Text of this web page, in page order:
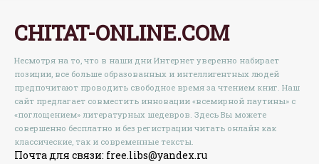
CHITAT-ONLINE.COM
Несмотря на то, что в наши дни Интернет уверенно набирает
позиции, все больше образованных и интеллигентных людей
предпочитают проводить свободное время за чтением книг. Наш
сайт предлагает совместить инновации «всемирной паутины» с
«поглощением» литературных шедевров. Здесь Вы можете
совершенно бесплатно и без регистрации читать онлайн как
классические, так и современные тексты.
Почта для связи: free.libs@yandex.ru